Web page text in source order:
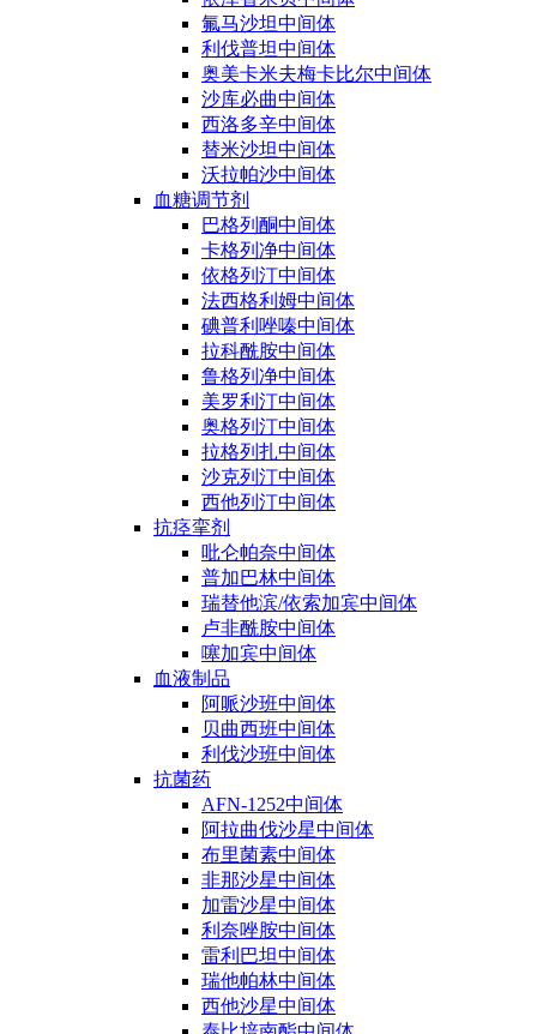
氟马沙坦中间体
利伐普坦中间体
奥美卡米夫梅卡比尔中间体
沙库必曲中间体
西洛多辛中间体
替米沙坦中间体
沃拉帕沙中间体
血糖调节剂
巴格列酮中间体
卡格列净中间体
依格列汀中间体
法西格利姆中间体
碘普利唑嗪中间体
拉科酰胺中间体
鲁格列净中间体
美罗利汀中间体
奥格列汀中间体
拉格列扎中间体
沙克列汀中间体
西他列汀中间体
抗痉挛剂
吡仑帕奈中间体
普加巴林中间体
瑞替他滨/依索加宾中间体
卢非酰胺中间体
噻加宾中间体
血液制品
阿哌沙班中间体
贝曲西班中间体
利伐沙班中间体
抗菌药
AFN-1252中间体
阿拉曲伐沙星中间体
布里菌素中间体
非那沙星中间体
加雷沙星中间体
利奈唑胺中间体
雷利巴坦中间体
瑞他帕林中间体
西他沙星中间体